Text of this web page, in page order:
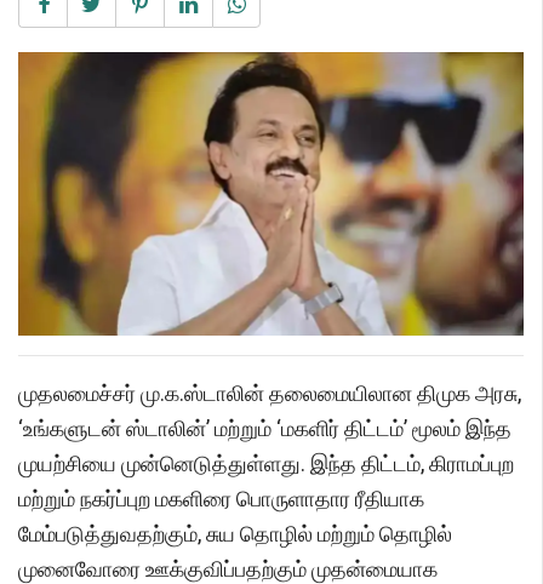
முதலமைச்சர் மு.க.ஸ்டாலின் தலைமையிலான திமுக அரசு,
‘உங்களுடன் ஸ்டாலின்’ மற்றும் ‘மகளிர் திட்டம்’ மூலம் இந்த
முயற்சியை முன்னெடுத்துள்ளது. இந்த திட்டம், கிராமப்புற
மற்றும் நகர்ப்புற மகளிரை பொருளாதார ரீதியாக
மேம்படுத்துவதற்கும், சுய தொழில் மற்றும் தொழில்
முனைவோரை ஊக்குவிப்பதற்கும் முதன்மையாக